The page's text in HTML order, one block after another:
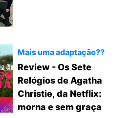
Mais uma adaptação??
Review - Os Sete
Relógios de Agatha
Christie, da Netflix:
morna e sem graça